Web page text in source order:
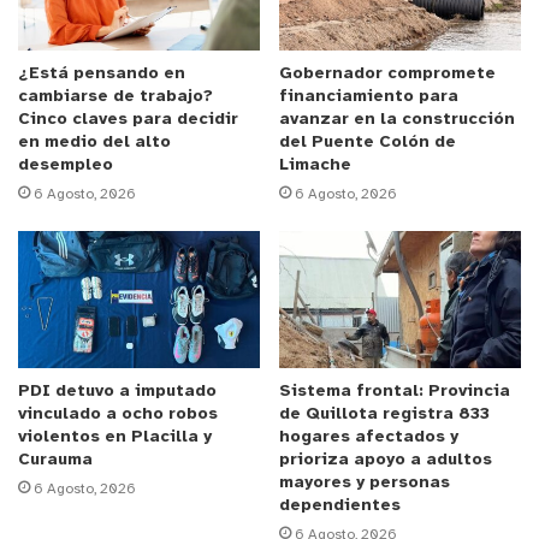
¿Está pensando en
cambiarse de trabajo?
Cinco claves para decidir
en medio del alto
desempleo
6 Agosto, 2026
Gobernador compromete
financiamiento para
avanzar en la construcción
del Puente Colón de
Limache
6 Agosto, 2026
PDI detuvo a imputado
vinculado a ocho robos
violentos en Placilla y
Curauma
6 Agosto, 2026
Sistema frontal: Provincia
de Quillota registra 833
hogares afectados y
prioriza apoyo a adultos
mayores y personas
dependientes
6 Agosto, 2026